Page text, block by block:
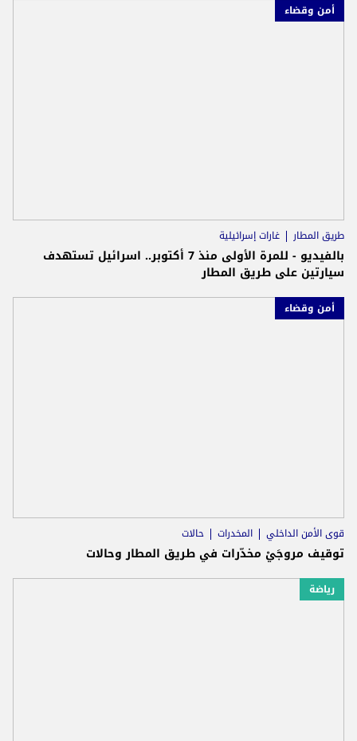
أمن وقضاء
طريق المطار غارات إسرائيلية
بالفيديو - للمرة الأولى منذ 7 أكتوبر.. اسرائيل تستهدف
سيارتين على طريق المطار
أمن وقضاء
قوى الأمن الداخلي المخدرات حالات
توقيف مروجَيْ مخدّرات في طريق المطار وحالات
رياضة